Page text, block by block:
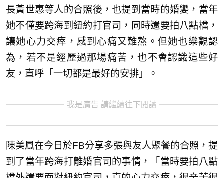
長黃世惠等人的合照後，也提到當時的婚變，當年
她不僅要跨海到紐約打官司，同時還要拍八點檔，
讓她心力交瘁，感到心痛又難熬。但她也樂觀認
為，若不是經歷過那場痛苦，也不會認識這些好
友，直呼「一切都是最好的安排」。
我是廣告 請繼續往下閱讀
陳美鳳在今日於FB分享多張與友人聚餐的合照，提
到了當年跨海打離婚官司的事情，「當時要拍八點